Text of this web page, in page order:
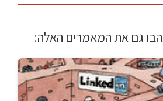
גם את המאמרים האלה: